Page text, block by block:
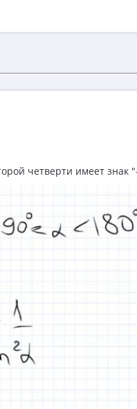
четверти имеет знак